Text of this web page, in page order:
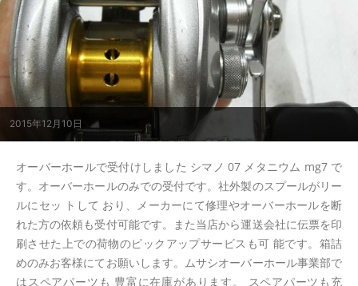
2015年12月10日
オーバーホールで受付けしました シマノ 07 メタニウム mg7 で
す。オーバーホールのみでの受付です。社外製のスプールがリー
ルにセッ トして おり、メーカーにて修理やオーバーホールを断
れた方の依頼も受付可能です。また当店から運送会社に伝票を印
刷させた上での荷物のピックアップサービスも可 能です。箱詰
めのみお客様にてお願いします。ムサシオーバーホール事業部で
はスペアパーツも 豊富に在庫があります。 スペアパーツも充